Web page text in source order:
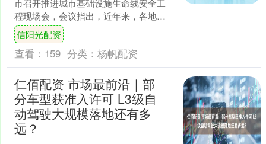
市召开推进城市基础设施生命线安全工
程现场会，会议指出，近年来，各地扎
实推进生命线工程建设，取得阶段性进
展和成效。截至目前，....
信阳光配资
查看： 159 分类： 杨帆配资
仁佰配资 市场最前沿｜部
分车型获准入许可 L3级自
动驾驶大规模落地还有多
远？